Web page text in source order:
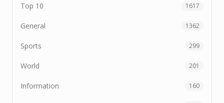
Top 10 1617
General 1362
Sports 299
World 201
Information 160